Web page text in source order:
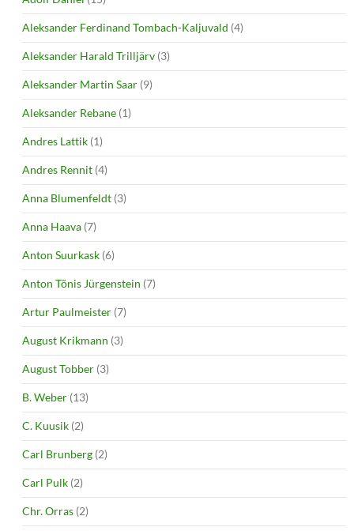
Aleksander Ferdinand Tombach-Kaljuvald (4)
Aleksander Harald Trilljärv (3)
Aleksander Martin Saar (9)
Aleksander Rebane (1)
Andres Lattik (1)
Andres Rennit (4)
Anna Blumenfeldt (3)
Anna Haava (7)
Anton Suurkask (6)
Anton Tõnis Jürgenstein (7)
Artur Paulmeister (7)
August Krikmann (3)
August Tobber (3)
B. Weber (13)
C. Kuusik (2)
Carl Brunberg (2)
Carl Pulk (2)
Chr. Orras (2)